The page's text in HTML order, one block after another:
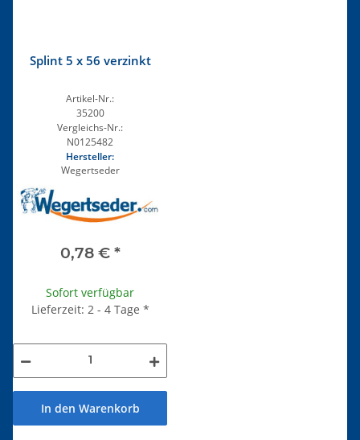
Splint 5 x 56 verzinkt
Artikel-Nr.:
35200
Vergleichs-Nr.:
N0125482
Hersteller:
Wegertseder
0,78 € *
Sofort verfügbar
Lieferzeit: 2 - 4 Tage *
In den Warenkorb